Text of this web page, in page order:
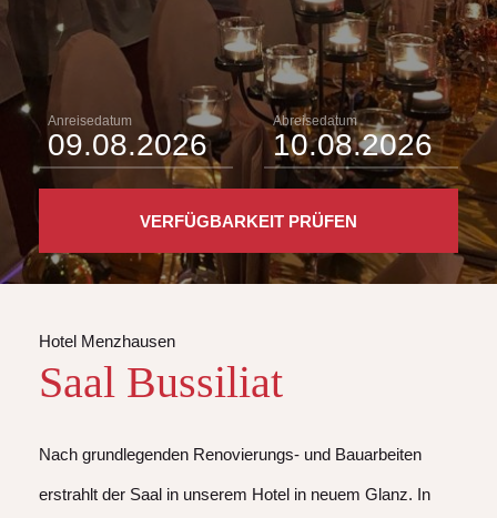
Anreisedatum Abreisedatum
VERFÜGBARKEIT PRÜFEN
Hotel Menzhausen
Saal Bussiliat
Nach grundlegenden Renovierungs- und Bauarbeiten
erstrahlt der Saal in unserem Hotel in neuem Glanz. In